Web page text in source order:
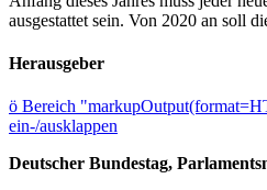
ausgestattet sein. Von 2020 an soll
Herausgeber
ö Bereich
ein-/ausklappen
Deutscher Bundestag,